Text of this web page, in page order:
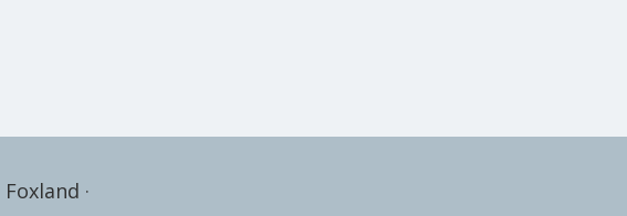
Foxland ·